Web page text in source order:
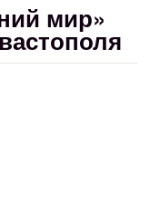
мир»